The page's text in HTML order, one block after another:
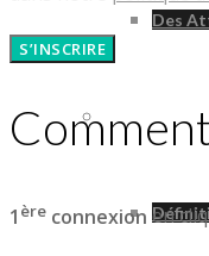
Des
Syndrome
S’INSCRIRE
1 ère connexion en